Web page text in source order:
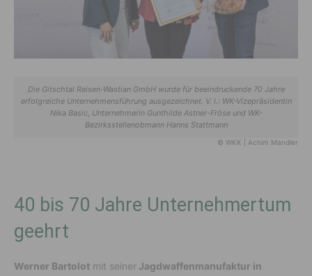
Die Gitschtal Reisen-Wastian GmbH wurde für beeindruckende 70 Jahre
erfolgreiche Unternehmensführung ausgezeichnet. V. l.: WK-Vizepräsidentin
Nika Basic, Unternehmerin Gunthilde Astner-Fröse und WK-
Bezirksstellenobmann Hanns Stattmann
© WKK | Achim Mandler
40 bis 70 Jahre Unternehmertum
geehrt
Werner Bartolot mit seiner Jagdwaffenmanufaktur in